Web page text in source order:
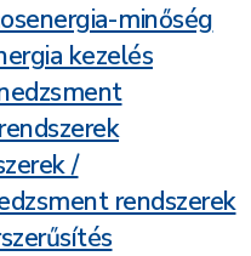
minőség
kezelés
/
rendszerek